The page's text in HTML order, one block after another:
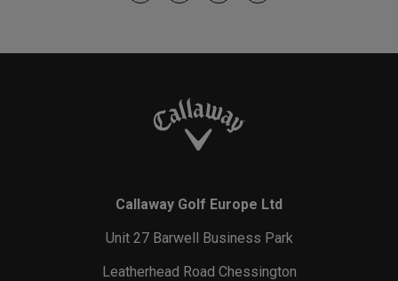
Callaway Golf Europe Ltd
Unit 27 Barwell Business Park
Leatherhead Road Chessington